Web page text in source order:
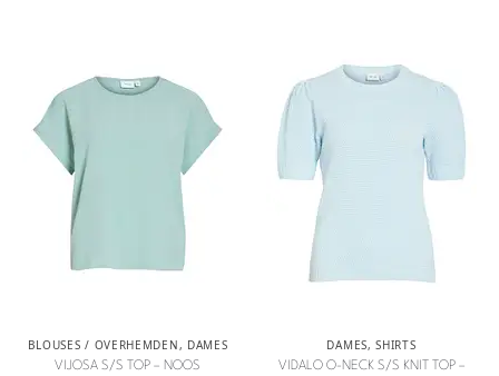
BLOUSES / OVERHEMDEN, DAMES
VIJOSA S/S TOP – NOOS
DAMES,SHIRTS
VIDALO O-NECK S/S KNIT TOP –